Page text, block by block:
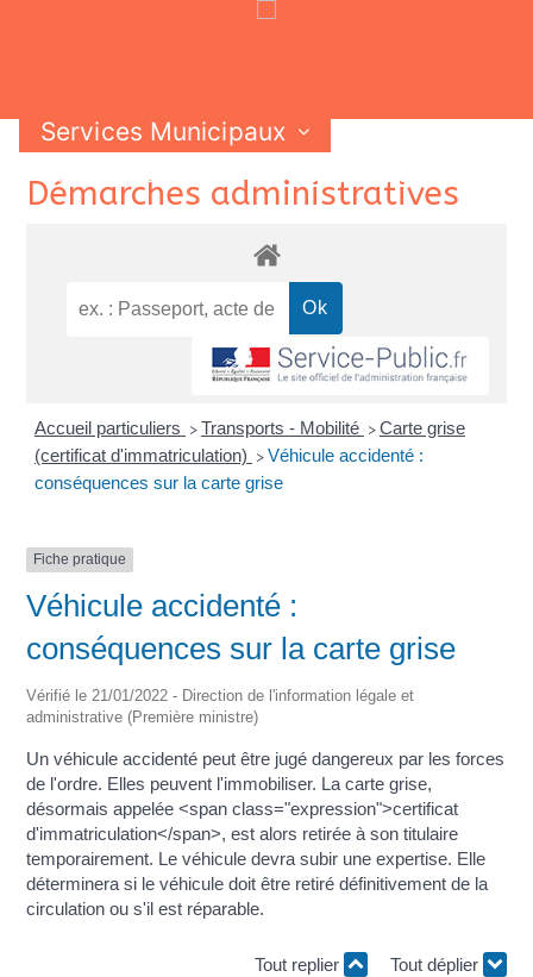
Services Municipaux
Vie Municipale
Vie Pratique
Contactez-nous
SkipDémarches administratives
Accueil particuliers > Transports - Mobilité > Carte grise
(certificat d'immatriculation) > Véhicule accidenté :
conséquences sur la carte grise
Fiche pratique
Véhicule accidenté :
conséquences sur la carte grise
Vérifié le 21/01/2022 - Direction de l'information légale et
administrative (Première ministre)
Un véhicule accidenté peut être jugé dangereux par les forces
de l'ordre. Elles peuvent l'immobiliser. La carte grise,
désormais appelée <span class="expression">certificat
d'immatriculation</span>, est alors retirée à son titulaire
temporairement. Le véhicule devra subir une expertise. Elle
déterminera si le véhicule doit être retiré définitivement de la
circulation ou s'il est réparable.
Tout replier Tout déplier